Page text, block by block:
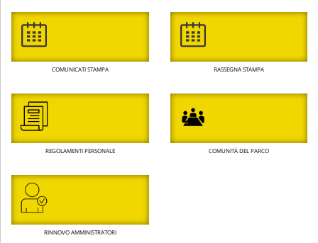
COMUNICATI STAMPA RASSEGNA STAMPA
REGOLAMENTI PERSONALE COMUNITÀ DEL PARCO
RINNOVO AMMINISTRATORI